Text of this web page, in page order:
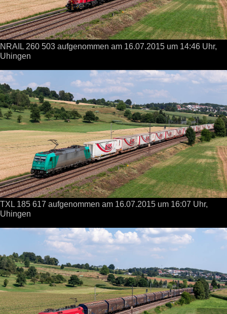
NRAIL 260 503 aufgenommen am 16.07.2015 um 14:46 Uhr,
Uhingen
TXL 185 617 aufgenommen am 16.07.2015 um 16:07 Uhr,
Uhingen